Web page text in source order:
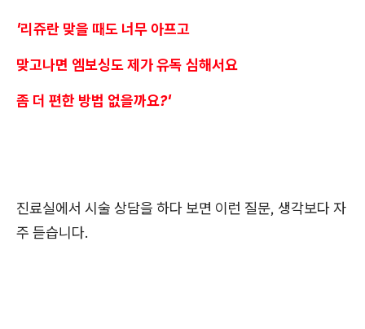
'리쥬란 맞을 때도 너무 아프고
맞고나면 엠보싱도 제가 유독 심해서요
좀 더 편한 방법 없을까요?'
진료실에서 시술 상담을 하다 보면 이런 질문, 생각보다 자
주 듣습니다.